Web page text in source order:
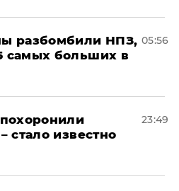
разбомбили НПЗ,
самых больших в
05:56
стало известно
23:49